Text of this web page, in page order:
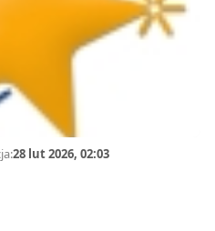
28 lut 2026, 02:03